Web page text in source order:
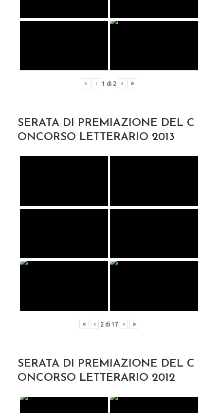
« ‹ 1 di 2 › »
SERATA DI PREMIAZIONE DEL C
ONCORSO LETTERARIO 2013
« ‹ 2di 17 › »
SERATA DI PREMIAZIONE DEL C
ONCORSO LETTERARIO 2012